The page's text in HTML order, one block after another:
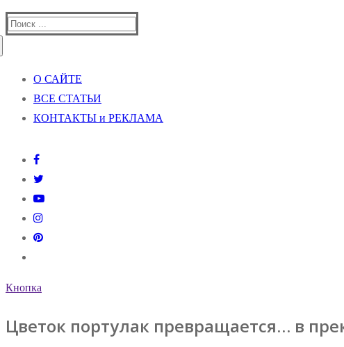
Найти:
О САЙТЕ
ВСЕ СТАТЬИ
КОНТАКТЫ и РЕКЛАМА
Кнопка
Цветок портулак превращается… в